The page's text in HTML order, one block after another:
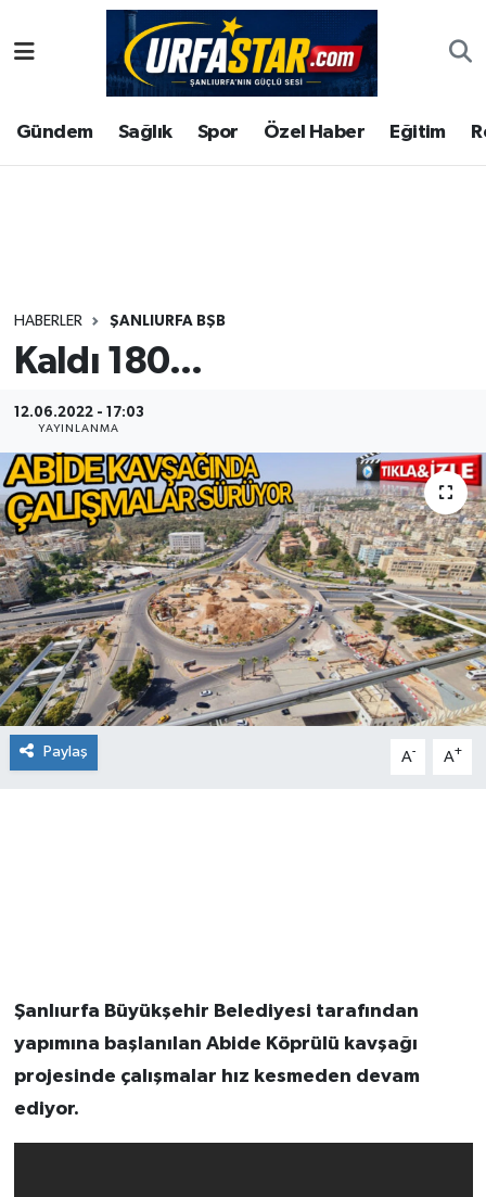
Gündem Sağlık Spor Özel Haber Eğitim
HABERLER ŞANLIURFA BŞB
Kaldı 180...
12.06.2022 - 17:03
YAYINLANMA
Paylaş A- A+
Şanlıurfa Büyükşehir Belediyesi tarafından
yapımına başlanılan Abide Köprülü kavşağı
projesinde çalışmalar hız kesmeden devam
ediyor.
ASAYİS
ÇEVRE
Gündem
Kültür
Magazin
Şanlıurfa Nöbetçi Eczaneler
Şanlıurfa Hava Durumu
Tüm Manşetler
Son Dakika Haberleri
Haber Arşivi